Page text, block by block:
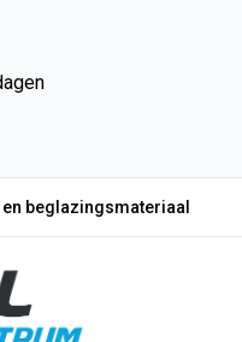
unieke verkoopargumenten
beglazingsmateriaal